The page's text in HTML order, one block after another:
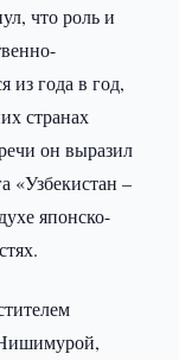
что роль и
из года в год,
странах
он выразил
«Узбекистан –
японско-